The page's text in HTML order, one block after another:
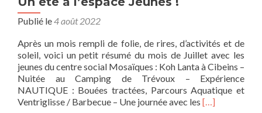
Publié le4 août 2022
Après un mois rempli de folie, de rires, d’activités et de
soleil, voici un petit résumé du mois de Juillet avec les
jeunes du centre social Mosaïques : Koh Lanta à Cibeins –
Nuitée au Camping de Trévoux – Expérience
NAUTIQUE : Bouées tractées, Parcours Aquatique et
Ventriglisse / Barbecue – Une journée avec les En
[…]